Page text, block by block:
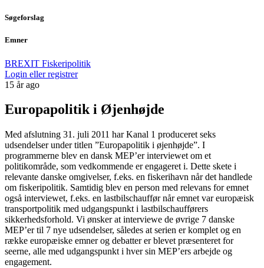
Søgeforslag
Emner
BREXIT Fiskeripolitik
Login eller registrer
15 år ago
Europapolitik i Øjenhøjde
Med afslutning 31. juli 2011 har Kanal 1 produceret seks
udsendelser under titlen ”Europapolitik i øjenhøjde”. I
programmerne blev en dansk MEP’er interviewet om et
politikområde, som vedkommende er engageret i. Dette skete i
relevante danske omgivelser, f.eks. en fiskerihavn når det handlede
om fiskeripolitik. Samtidig blev en person med relevans for emnet
også interviewet, f.eks. en lastbilschauffør når emnet var europæisk
transportpolitik med udgangspunkt i lastbilschaufførers
sikkerhedsforhold. Vi ønsker at interviewe de øvrige 7 danske
MEP’er til 7 nye udsendelser, således at serien er komplet og en
række europæiske emner og debatter er blevet præsenteret for
seerne, alle med udgangspunkt i hver sin MEP’ers arbejde og
engagement.